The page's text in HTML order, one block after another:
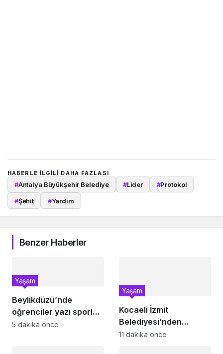
HABERLE ILGILI DAHA FAZLASI
#Antalya Büyükşehir Belediye #Lider #Protokol
#Şehit #Yardım
Benzer Haberler
Beylikdüzü’nde
öğrenciler yazı sporla
geçiriyor
Yaşam
5 dakika önce
Kocaeli İzmit
Belediyesi’nden
Tüysüzler’e beton
Yaşam
11 dakika önce